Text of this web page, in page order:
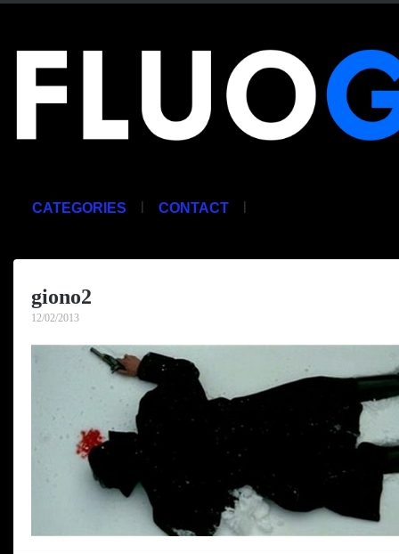
CATEGORIES | CONTACT |
giono2
12/02/2013